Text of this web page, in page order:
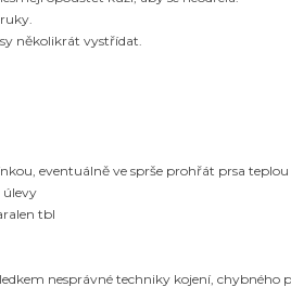
několikrát vystřídat.
eventuálně ve sprše prohřát prsa
úlevy
tbl
nesprávné techniky kojení, chybného